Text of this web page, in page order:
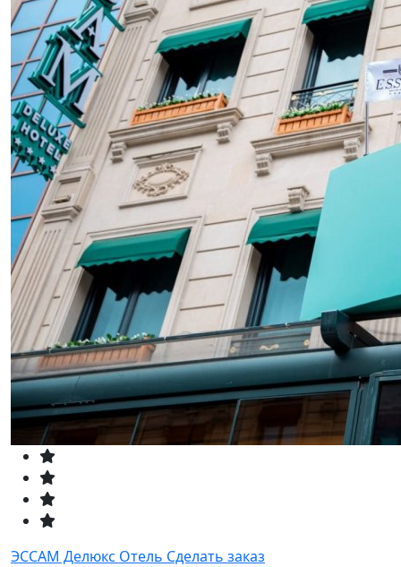
ЭССАМ Делюкс Отель Сделать заказ